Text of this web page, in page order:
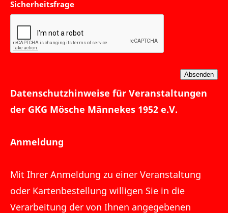
Sicherheitsfrage
Datenschutzhinweise für Veranstaltungen
der GKG Mösche Männekes 1952 e.V.
Anmeldung
Mit Ihrer Anmeldung zu einer Veranstaltung
oder Kartenbestellung willigen Sie in die
Verarbeitung der von Ihnen angegebenen